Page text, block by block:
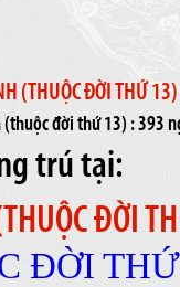
(THUỘC ĐỜI THỨ 13)
(thuộc đời thứ 13) : 393
trú tại:
ĐỜI
ĐỜI